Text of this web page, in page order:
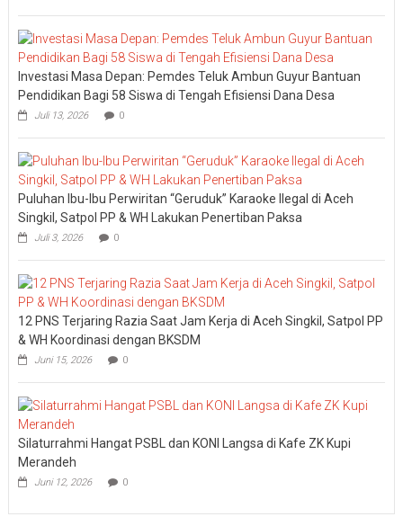
Investasi Masa Depan: Pemdes Teluk Ambun Guyur Bantuan
Pendidikan Bagi 58 Siswa di Tengah Efisiensi Dana Desa
Juli 13, 2026 0
Puluhan Ibu-Ibu Perwiritan “Geruduk” Karaoke Ilegal di Aceh
Singkil, Satpol PP & WH Lakukan Penertiban Paksa
Juli 3, 2026 0
12 PNS Terjaring Razia Saat Jam Kerja di Aceh Singkil, Satpol PP
& WH Koordinasi dengan BKSDM
Juni 15, 2026 0
Silaturrahmi Hangat PSBL dan KONI Langsa di Kafe ZK Kupi
Merandeh
Juni 12, 2026 0